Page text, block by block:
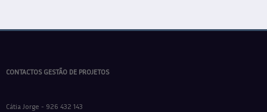
CONTACTOS GESTÃO DE PROJETOS
Cátia Jorge - 926 432 143